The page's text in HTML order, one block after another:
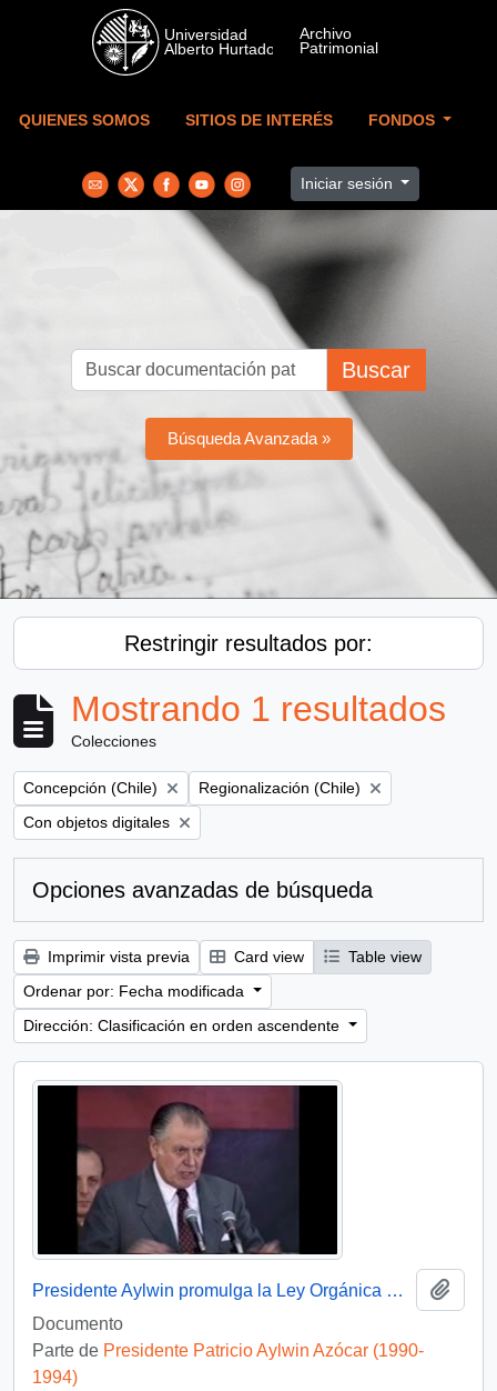
Skip to main content
QUIENES SOMOS SITIOS DE INTERÉS FONDOS
Iniciar sesión
Buscar
Búsqueda Avanzada »
Restringir resultados por:
Mostrando 1 resultados
Colecciones
Remove filter:
Concepción (Chile) Remove filter:
Regionalización (Chile)
Remove filter:
Con objetos digitales
Opciones avanzadas de búsqueda
Imprimir vista previa Card view
Table view
Ordenar por: Fecha modificada
Dirección: Clasificación en orden ascendente
Presidente Aylwin promulga la Ley Orgánica Constitucional de Regionalización: video
Documento
Parte de Presidente Patricio Aylwin Azócar (1990-
1994)